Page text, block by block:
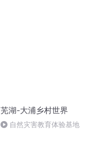
芜湖-大浦乡村世界
自然灾害教育体验基地